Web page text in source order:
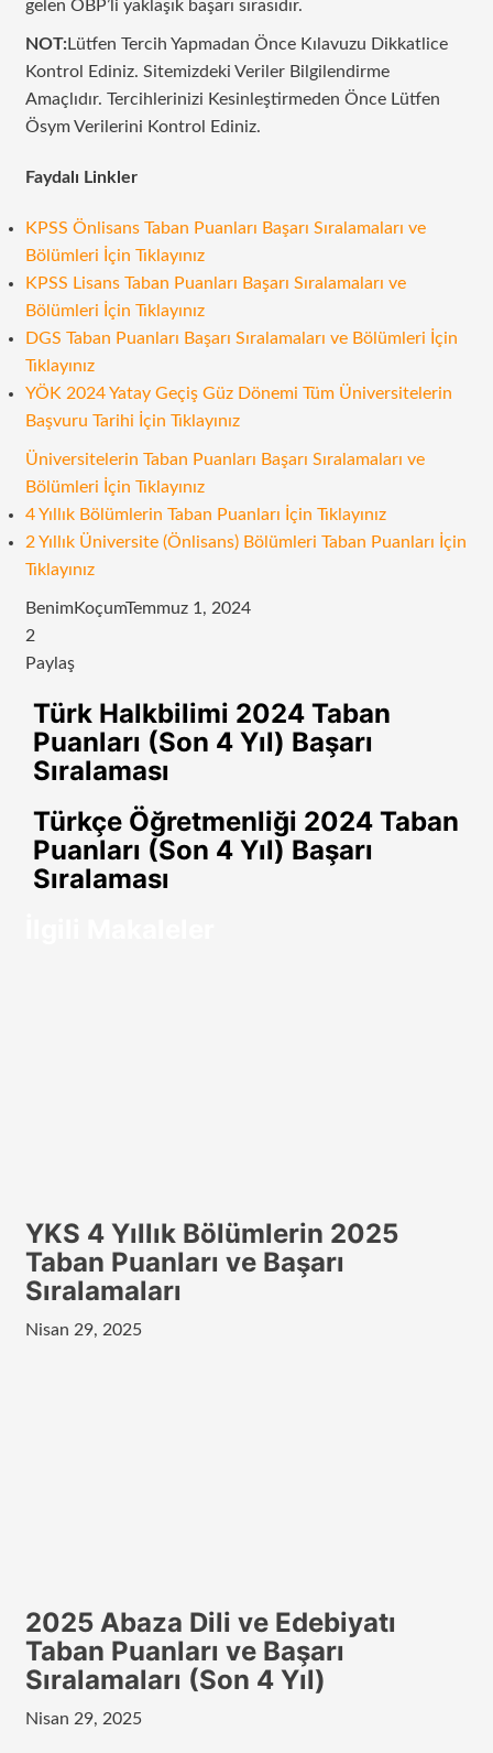
gelen OBP’li yaklaşık başarı sırasıdır.
NOT:Lütfen Tercih Yapmadan Önce Kılavuzu Dikkatlice
Kontrol Ediniz. Sitemizdeki Veriler Bilgilendirme
Amaçlıdır. Tercihlerinizi Kesinleştirmeden Önce Lütfen
Ösym Verilerini Kontrol Ediniz.
Faydalı Linkler
KPSS Önlisans Taban Puanları Başarı Sıralamaları ve
Bölümleri İçin Tıklayınız
KPSS Lisans Taban Puanları Başarı Sıralamaları ve
Bölümleri İçin Tıklayınız
DGS Taban Puanları Başarı Sıralamaları ve Bölümleri İçin
Tıklayınız
YÖK 2024 Yatay Geçiş Güz Dönemi Tüm Üniversitelerin
Başvuru Tarihi İçin Tıklayınız
Üniversitelerin Taban Puanları Başarı Sıralamaları ve
Bölümleri İçin Tıklayınız
4 Yıllık Bölümlerin Taban Puanları İçin Tıklayınız
2 Yıllık Üniversite (Önlisans) Bölümleri Taban Puanları İçin
Tıklayınız
BenimKoçumTemmuz 1, 2024
2
Paylaş
Posta
ile
paylaş
Türk Halkbilimi 2024 Taban
Puanları (Son 4 Yıl) Başarı
Sıralaması
Türkçe Öğretmenliği 2024 Taban
Puanları (Son 4 Yıl) Başarı
Sıralaması
YKS 4 Yıllık Bölümlerin 2025
Taban Puanları ve Başarı
Sıralamaları
Nisan 29, 2025
2025 Abaza Dili ve Edebiyatı
Taban Puanları ve Başarı
Sıralamaları (Son 4 Yıl)
Nisan 29, 2025